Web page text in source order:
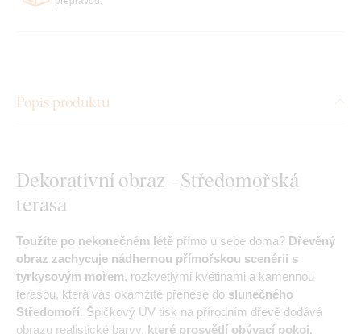
Popis produktu
Dekorativní obraz - Středomořská
terasa
Toužíte po nekonečném létě přímo u sebe doma? Dřevěný
obraz zachycuje nádhernou přímořskou scenérii s
tyrkysovým mořem, rozkvetlými květinami a kamennou
terasou, která vás okamžitě přenese do slunečného
Středomoří. Špičkový UV tisk na přírodním dřevě dodává
obrazu realistické barvy, které prosvětlí obývací pokoj,